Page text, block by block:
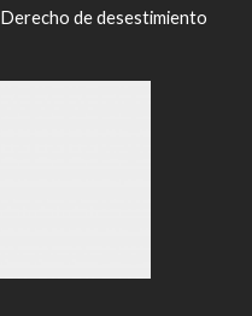
Derecho de desestimiento